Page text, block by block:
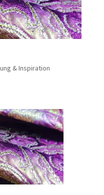
& Inspiration